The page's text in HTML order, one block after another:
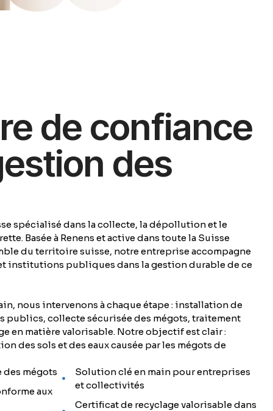
de confiance
des
spécialisé dans la collecte, la dépollution et le
Basée à Renens et active dans toute la Suisse
du territoire suisse, notre entreprise accompagne
institutions publiques dans la gestion durable de ce
nous intervenons à chaque étape : installation de
publics, collecte sécurisée des mégots, traitement
en matière valorisable. Notre objectif est clair :
des sols et des eaux causée par les mégots de
des mégots
aux
Solution clé en main pour entreprises
et collectivités
Certificat de recyclage valorisable dans